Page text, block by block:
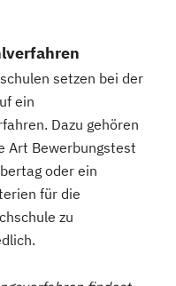
setzen bei der
ein
Dazu gehören
Art Bewerbungstest
oder ein
für die
zu